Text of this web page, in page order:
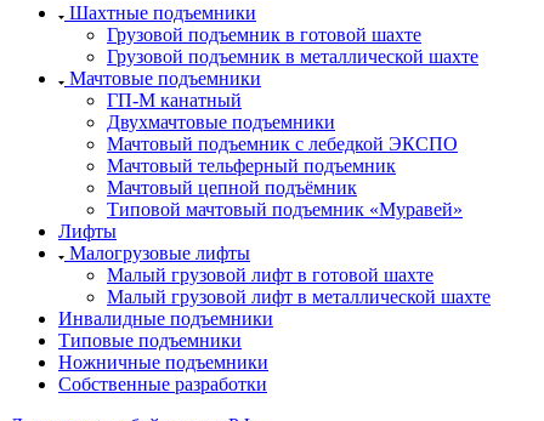
Шахтные подъемники
Грузовой подъемник в готовой шахте
Грузовой подъемник в металлической шахте
Мачтовые подъемники
ГП-М канатный
Двухмачтовые подъемники
Мачтовый подъемник с лебедкой ЭКСПО
Мачтовый тельферный подъемник
Мачтовый цепной подъёмник
Типовой мачтовый подъемник «Муравей»
Лифты
Малогрузовые лифты
Малый грузовой лифт в готовой шахте
Малый грузовой лифт в металлической шахте
Инвалидные подъемники
Типовые подъемники
Ножничные подъемники
Собственные разработки